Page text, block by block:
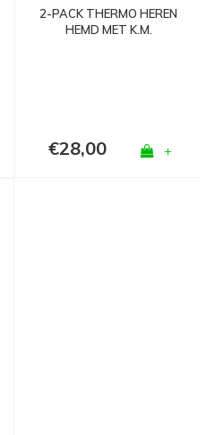
2-PACK THERMO HEREN
HEMD MET K.M.
€28,00 +